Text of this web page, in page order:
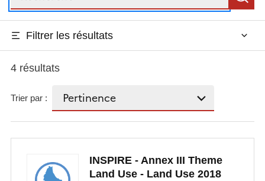
Filtrer les résultats
4 résultats
Trier par :
INSPIRE - Annex III Theme
Land Use - Land Use 2018